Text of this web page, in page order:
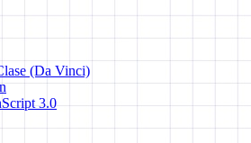
(Da Vinci)
3.0